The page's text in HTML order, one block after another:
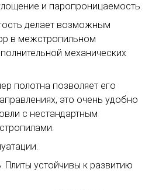
и паропроницаемость.
делает возможным
в межстропильном
механических
полотна позволяет его
это очень удобно
с нестандартным
Плиты устойчивы к развитию